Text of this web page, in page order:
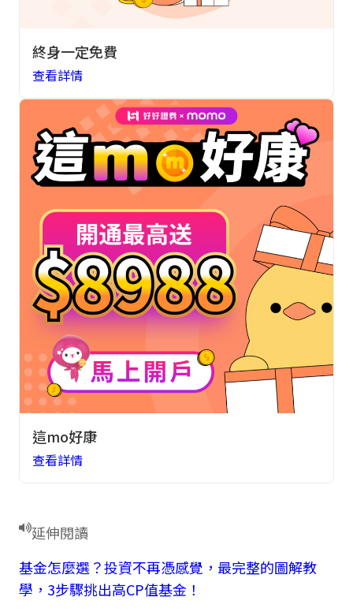
終身一定免費
查看詳情
這mo好康
查看詳情
延伸閱讀
基金怎麼選？投資不再憑感覺，最完整的圖解教
學，3步驟挑出高CP值基金！